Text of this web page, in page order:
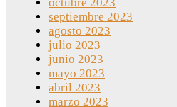
septiembre 2023
agosto 2023
julio 2023
junio 2023
mayo 2023
abril 2023
marzo 2023